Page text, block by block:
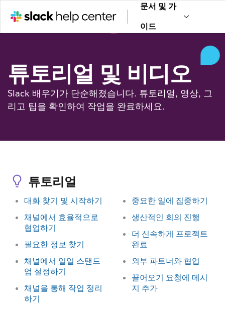
문서 및 가
이드
튜토리얼 및 비디오
Slack 배우기가 단순해졌습니다. 튜토리얼, 영상, 그
리고 팁을 확인하여 작업을 완료하세요.
튜토리얼
대화 찾기 및 시작하기
채널에서 효율적으로
협업하기
필요한 정보 찾기
채널에서 일일 스탠드
업 설정하기
채널을 통해 작업 정리
하기
중요한 일에 집중하기
생산적인 회의 진행
더 신속하게 프로젝트
완료
외부 파트너와 협업
끌어오기 요청에 메시
지 추가